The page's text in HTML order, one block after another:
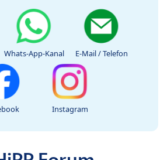
Whats-App-Kanal E-Mail / Telefon
Instagram